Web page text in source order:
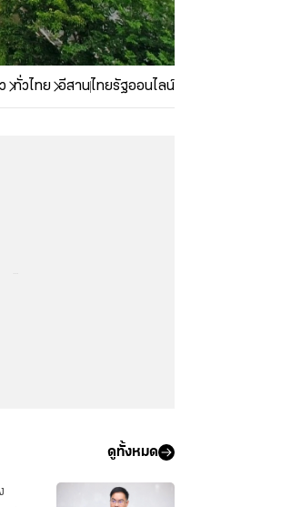
ทั่วไทย อีสานไทยรัฐออนไลน์
ดูทั้งหมด